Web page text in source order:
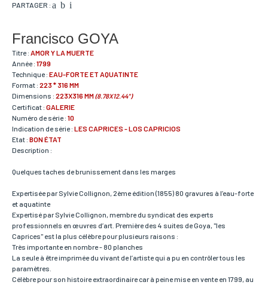
PARTAGER :
Francisco GOYA
Titre : AMOR Y LA MUERTE
Année : 1799
Technique : EAU-FORTE ET AQUATINTE
Format : 223 * 316 MM
Dimensions : 223X316 MM(8.78X12.44")
Certificat : GALERIE
Numéro de série : 10
Indication de série : LES CAPRICES - LOS CAPRICIOS
Etat : BON ÉTAT
Description :
Quelques taches de brunissement dans les marges
Expertisée par Sylvie Collignon, 2ème édition (1855) 80 gravures à l’eau-forte
et aquatinte
Expertisé par Sylvie Collignon, membre du syndicat des experts
professionnels en œuvres d’art. Première des 4 suites de Goya, "les
Caprices" est la plus célèbre pour plusieurs raisons :
Très importante en nombre - 80 planches
La seule à être imprimée du vivant de l’artiste qui a pu en contrôler tous les
paramètres.
Célèbre pour son histoire extraordinaire car à peine mise en vente en 1799, au